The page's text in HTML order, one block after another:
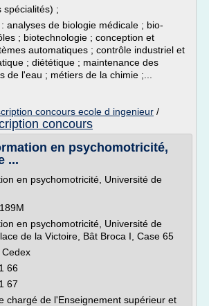
spécialités) ;
analyses de biologie médicale ; bio-
; biotechnologie ; conception et
automatiques ; contrôle industriel et
; diététique ; maintenance des
de l'eau ; métiers de la chimie ;...
concours ecole d ingenieur /
concours
en psychomotricité,
...
en psychomotricité, Université de
en psychomotricité, Université de
de la Victoire, Bât Broca I, Case 65
66
67
chargé de l'Enseignement supérieur et